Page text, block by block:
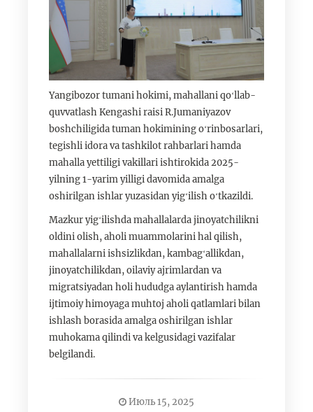
Yangibozor tumani hokimi, mahallani qoʻllab-
quvvatlash Kengashi raisi R.Jumaniyazov
boshchiligida tuman hokimining oʻrinbosarlari,
tegishli idora va tashkilot rahbarlari hamda
mahalla yettiligi vakillari ishtirokida 2025-
yilning 1-yarim yilligi davomida amalga
oshirilgan ishlar yuzasidan yigʻilish oʻtkazildi.
Mazkur yigʻilishda mahallalarda jinoyatchilikni
oldini olish, aholi muammolarini hal qilish,
mahallalarni ishsizlikdan, kambagʻallikdan,
jinoyatchilikdan, oilaviy ajrimlardan va
migratsiyadan holi hududga aylantirish hamda
ijtimoiy himoyaga muhtoj aholi qatlamlari bilan
ishlash borasida amalga oshirilgan ishlar
muhokama qilindi va kelgusidagi vazifalar
belgilandi.
Июль 15, 2025